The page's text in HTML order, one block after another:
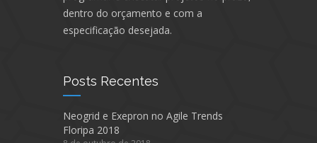
dentro do orçamento e com a
especificação desejada.
Posts Recentes
Neogrid e Exepron no Agile Trends
Floripa 2018